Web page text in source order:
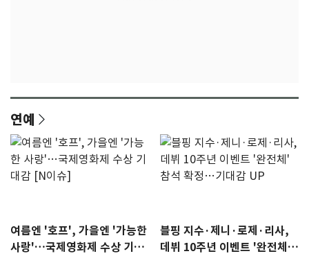
연예
여름엔 '호프', 가을엔 '가능한
사랑'…국제영화제 수상 기대
블핑 지수·제니·로제·리사,
데뷔 10주년 이벤트 '완전체'